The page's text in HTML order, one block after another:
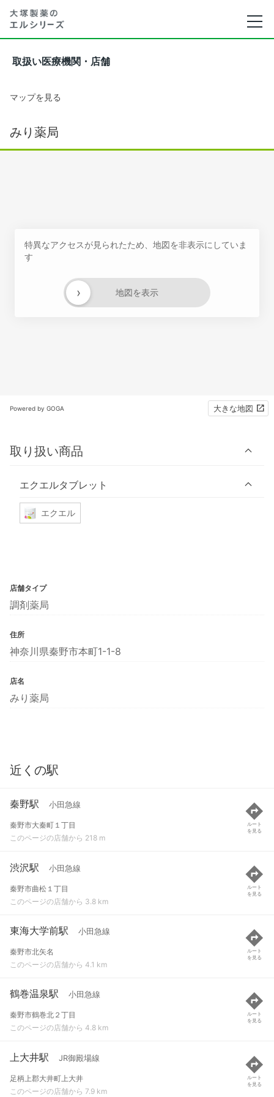
取扱い医療機関・店舗
マップを見る
みり薬局
特異なアクセスが見られたため、地図を非表示にしていま
す
地図を表示
›
Powered by GOGA 大きな地図
取り扱い商品
エクエルタブレット
エクエル
店舗タイプ
調剤薬局
住所
神奈川県秦野市本町1-1-8
店名
みり薬局
近くの駅
秦野駅 小田急線
秦野市大秦町１丁目
このページの店舗から 218 m
ルート
を見る
渋沢駅 小田急線
秦野市曲松１丁目
このページの店舗から 3.8 km
ルート
を見る
東海大学前駅 小田急線
秦野市北矢名
このページの店舗から 4.1 km
ルート
を見る
鶴巻温泉駅 小田急線
秦野市鶴巻北２丁目
このページの店舗から 4.8 km
ルート
を見る
上大井駅 JR御殿場線
足柄上郡大井町上大井
このページの店舗から 7.9 km
ルート
を見る